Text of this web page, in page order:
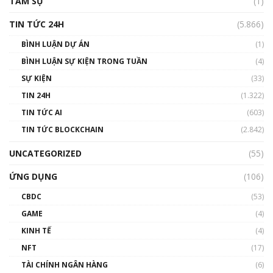
TIN TỨC 24H
(5.866)
BÌNH LUẬN DỰ ÁN
(1)
BÌNH LUẬN SỰ KIỆN TRONG TUẦN
(4)
SỰ KIỆN
(33)
TIN 24H
(1.322)
TIN TỨC AI
(603)
TIN TỨC BLOCKCHAIN
(2.842)
UNCATEGORIZED
(55)
ỨNG DỤNG
(106)
CBDC
(53)
GAME
(4)
KINH TẾ
(4)
NFT
(17)
TÀI CHÍNH NGÂN HÀNG
(6)